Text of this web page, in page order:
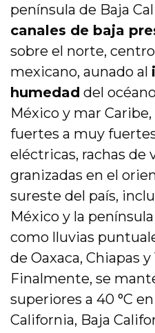
península de Baja
canales de baja
sobre el norte,
mexicano, aunado al
humedad del
México y mar
fuertes a muy
eléctricas, rachas de
granizadas en el
sureste del país,
México y la
como lluvias
de Oaxaca, Chiapas y
Finalmente, se
superiores a 40 °C
California, Baja